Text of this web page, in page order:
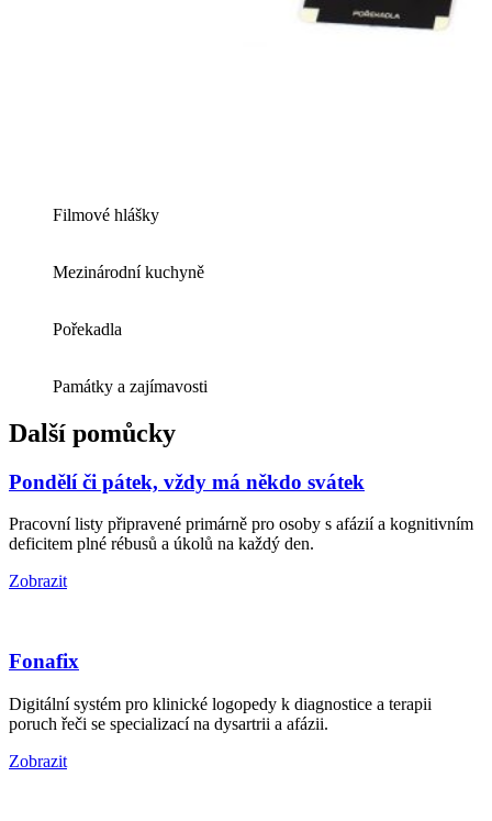
Filmové hlášky
Mezinárodní kuchyně
Pořekadla
Památky a zajímavosti
Další pomůcky
Pondělí či pátek, vždy má někdo svátek
Pracovní listy připravené primárně pro osoby s afázií a kognitivním
deficitem plné rébusů a úkolů na každý den.
Zobrazit
Fonafix
Digitální systém pro klinické logopedy k diagnostice a terapii
poruch řeči se specializací na dysartrii a afázii.
Zobrazit